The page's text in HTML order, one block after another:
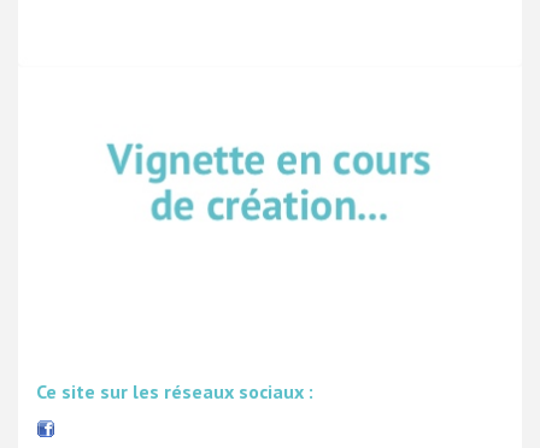
Ce site sur les réseaux sociaux :